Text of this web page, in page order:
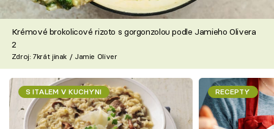
Krémové brokolicové rizoto s gorgonzolou podle Jamieho Olivera
2
Zdroj: 7krát jinak / Jamie Oliver
S ITALEM V KUCHYNI RECEPTY